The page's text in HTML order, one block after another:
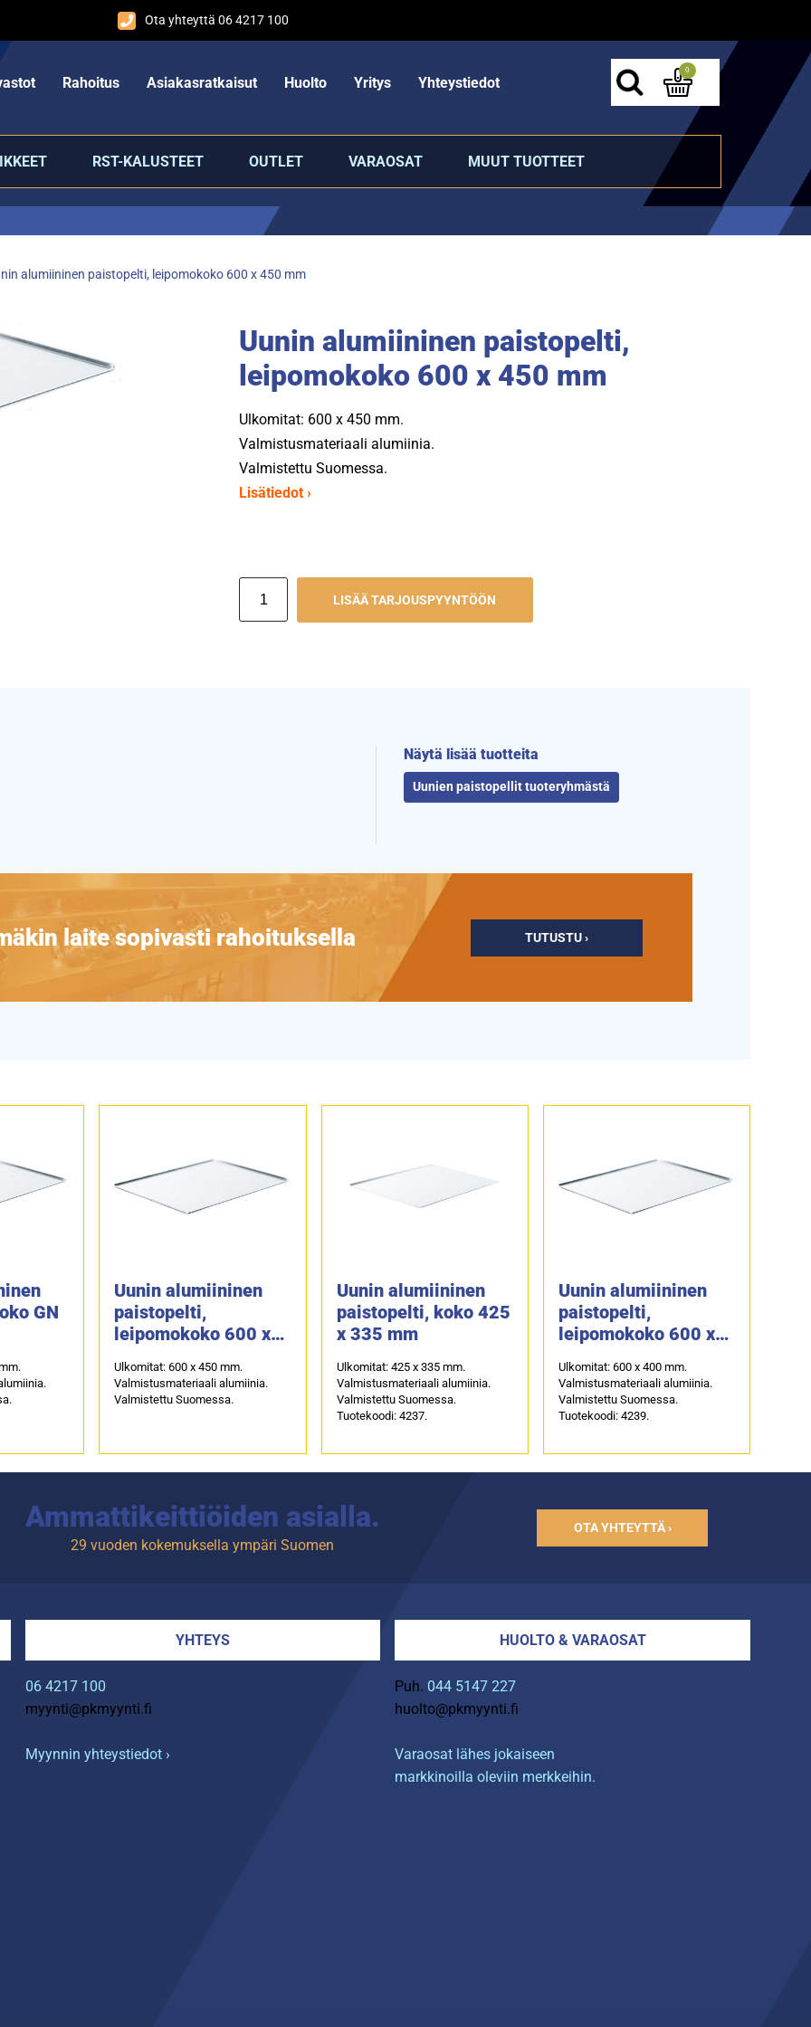
Ota yhteyttä 06 4217 100
Rahoitus Asiakasratkaisut Huolto Yritys Yhteystiedot
0
RST-KALUSTEET OUTLET VARAOSAT MUUT TUOTTEET
alumiininen paistopelti, leipomokoko 600 x 450 mm
Uunin alumiininen paistopelti,
leipomokoko 600 x 450 mm
Ulkomitat: 600 x 450 mm.
Valmistusmateriaali alumiinia.
Valmistettu Suomessa.
Lisätiedot ›
LISÄÄ TARJOUSPYYNTÖÖN
Näytä lisää tuotteita
Uunien paistopellit tuoteryhmästä
laite sopivasti rahoituksella TUTUSTU ›
GN
Uunin alumiininen
paistopelti,
leipomokoko 600 x
Ulkomitat: 600 x 450 mm.
Valmistusmateriaali alumiinia.
Valmistettu Suomessa.
Uunin alumiininen
paistopelti, koko 425
x 335 mm
Ulkomitat: 425 x 335 mm.
Valmistusmateriaali alumiinia.
Valmistettu Suomessa.
Tuotekoodi: 4237.
Uunin alumiininen
paistopelti,
leipomokoko 600 x
Ulkomitat: 600 x 400 mm.
Valmistusmateriaali alumiinia.
Valmistettu Suomessa.
Tuotekoodi: 4239.
Ammattikeittiöiden asialla.
29 vuoden kokemuksella ympäri Suomen
OTA YHTEYTTÄ ›
YHTEYS
06 4217 100
myynti@pkmyynti.fi
Myynnin yhteystiedot ›
HUOLTO & VARAOSAT
Puh. 044 5147 227
huolto@pkmyynti.fi
Varaosat lähes jokaiseen
markkinoilla oleviin merkkeihin.